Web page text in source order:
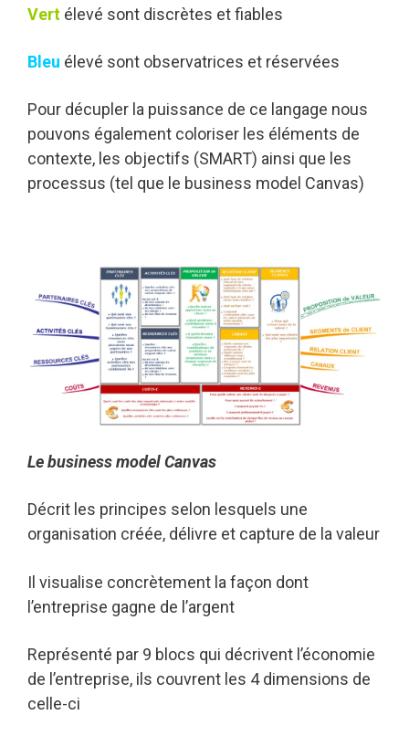
Vert élevé sont discrètes et fiables
Bleu élevé sont observatrices et réservées
Pour décupler la puissance de ce langage nous
pouvons également coloriser les éléments de
contexte, les objectifs (SMART) ainsi que les
processus (tel que le business model Canvas)
Le business modelCanvas
Décrit les principes selon lesquels une
organisation créée, délivre et capture de la valeur
Il visualise concrètement la façon dont
l’entreprise gagne de l’argent
Représenté par 9 blocs qui décrivent l’économie
de l’entreprise, ils couvrent les 4 dimensions de
celle-ci